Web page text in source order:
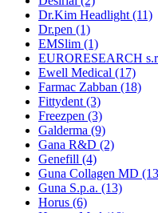
Dr.Kim Headlight (11)
Dr.pen (1)
EMSlim (1)
EURORESEARCH
Ewell Medical (17)
Farmac Zabban (18)
Fittydent (3)
Freezpen (3)
Galderma (9)
Gana R&D (2)
Genefill (4)
Guna Collagen MD
Guna S.p.a. (13)
Horus (6)